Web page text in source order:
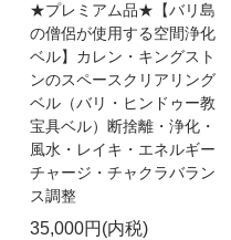
★プレミアム品★【バリ島
の僧侶が使用する空間浄化
ベル】カレン・キングスト
ンのスペースクリアリング
ベル（バリ・ヒンドゥー教
宝具ベル）断捨離・浄化・
風水・レイキ・エネルギー
チャージ・チャクラバラン
ス調整
35,000円(内税)